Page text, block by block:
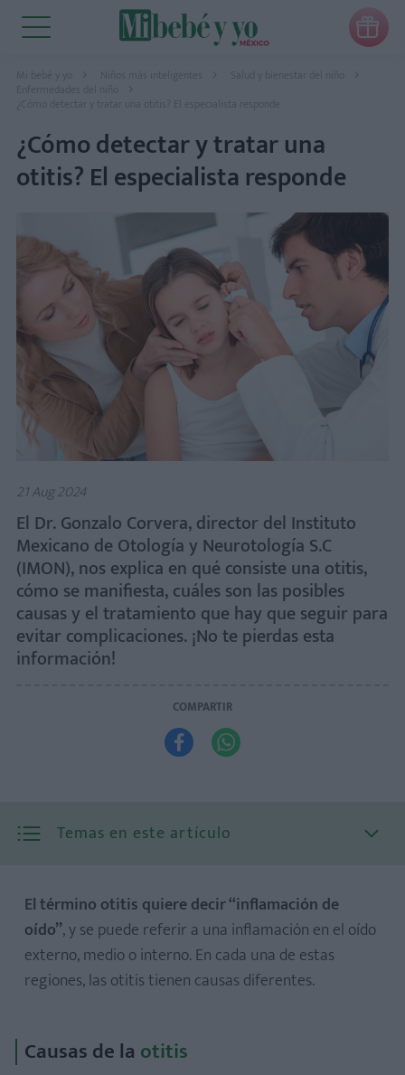

Mi bebé y yo Niños más inteligentes
Salud y bienestar del niño
Enfermedades del niño
¿Cómo detectar y tratar una otitis? El especialista responde
¿Cómo detectar y tratar una
otitis? El especialista responde
21 Aug 2024
El Dr. Gonzalo Corvera, director del Instituto
Mexicano de Otología y Neurotología S.C
(IMON), nos explica en qué consiste una otitis,
cómo se manifiesta, cuáles son las posibles
causas y el tratamiento que hay que seguir para
evitar complicaciones. ¡No te pierdas esta
información!
COMPARTIR
 
Temas en este artículo
1. Otitis externa
El término otitis quiere decir “inflamación de
oído”, y se puede referir a una inflamación en el oído
externo, medio o interno. En cada una de estas
regiones, las otitis tienen causas diferentes.
Causas de la otitis